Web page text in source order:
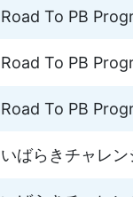
Road To PB
Road To PB
Road To PB
いばらきチャレ